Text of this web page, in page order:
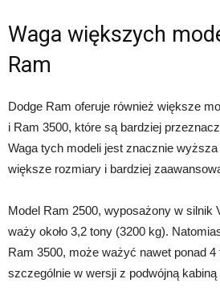
Waga większych
Ram
Dodge Ram oferuje również większe
i Ram 3500, które są bardziej
Waga tych modeli jest znacznie
większe rozmiary i bardziej
Model Ram 2500, wyposażony w silnik
waży około 3,2 tony (3200 kg).
Ram 3500, może ważyć nawet ponad 4
szczególnie w wersji z podwójną kabiną